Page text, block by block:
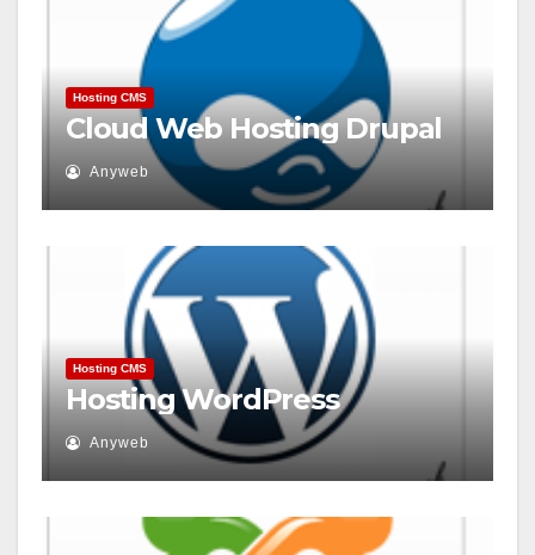
Hosting CMS
Cloud Web Hosting Drupal
Anyweb
Hosting CMS
Hosting WordPress
Anyweb